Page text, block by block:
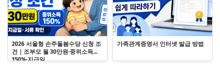
2026 서울형 손주돌봄수당 신청 조
건｜조부모 월 30만원·중위소득
150%·지급일
가족관계증명서 인터넷 발급 방법